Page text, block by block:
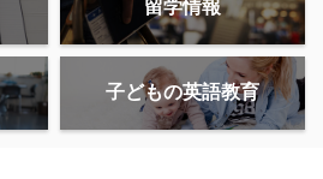
留学情報
子どもの英語教育